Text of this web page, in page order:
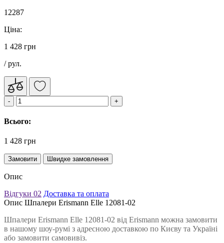
12287
Ціна:
1 428 грн
/ рул.
Всього:
1 428 грн
Замовити Швидке замовлення
Опис
Відгуки 02 Доставка та оплата
Опис Шпалери Erismann Elle 12081-02
Шпалери Erismann Elle 12081-02 від Erismann можна замовити
в нашому шоу-румі з адресною доставкою по Києву та Україні
або замовити самовивіз.